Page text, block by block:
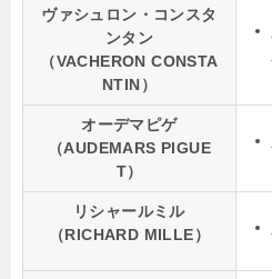
ヴァシュロン・コンスタ
ンタン
（VACHERON CONSTA
NTIN）
オーデマピゲ
（AUDEMARS PIGUE
T）
リシャールミル
（RICHARD MILLE）